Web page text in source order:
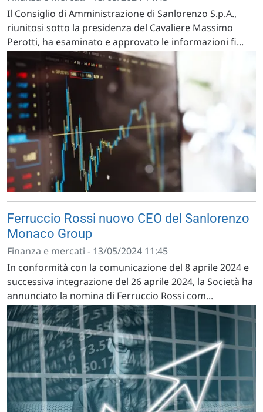
Il Consiglio di Amministrazione di Sanlorenzo S.p.A.,
riunitosi sotto la presidenza del Cavaliere Massimo
Perotti, ha esaminato e approvato le informazioni fi...
Ferruccio Rossi nuovo CEO del Sanlorenzo
Monaco Group
Finanza e mercati - 13/05/2024 11:45
In conformità con la comunicazione del 8 aprile 2024 e
successiva integrazione del 26 aprile 2024, la Società ha
annunciato la nomina di Ferruccio Rossi com...